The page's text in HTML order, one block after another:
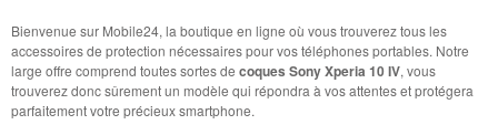
Bienvenue sur Mobile24, la boutique en ligne où vous trouverez tous les
accessoires de protection nécessaires pour vos téléphones portables. Notre
large offre comprend toutes sortes de coques Sony Xperia 10 IV, vous
trouverez donc sûrement un modèle qui répondra à vos attentes et protégera
parfaitement votre précieux smartphone.